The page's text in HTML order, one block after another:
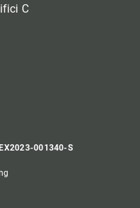
C
001340-S